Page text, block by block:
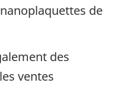
de
des
ventes